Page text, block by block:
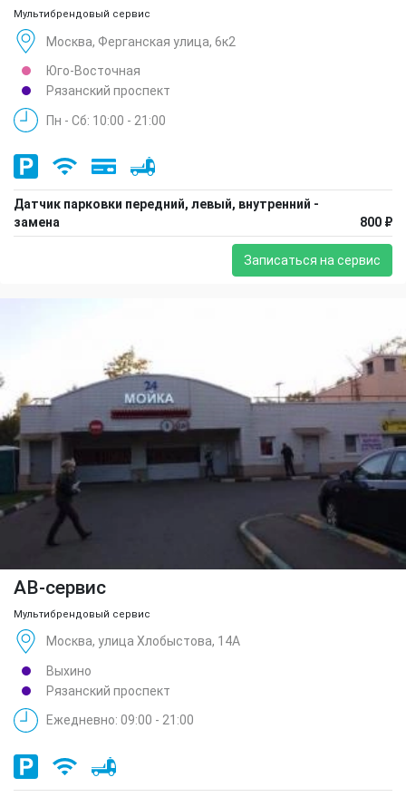
Мультибрендовый сервис
Москва, Ферганская улица, 6к2
Юго-Восточная
Рязанский проспект
Пн - Сб: 10:00 - 21:00
Датчик парковки передний, левый, внутренний -
замена
800 ₽
Записаться на сервис
АВ-сервис
Мультибрендовый сервис
Москва, улица Хлобыстова, 14А
Выхино
Рязанский проспект
Ежедневно: 09:00 - 21:00